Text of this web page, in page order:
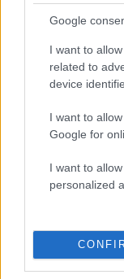
Google
I want to
related to
device
I want to
Google for
I want to
personalized
Όροι Χρήσης . Το
Ακολουθήστε το